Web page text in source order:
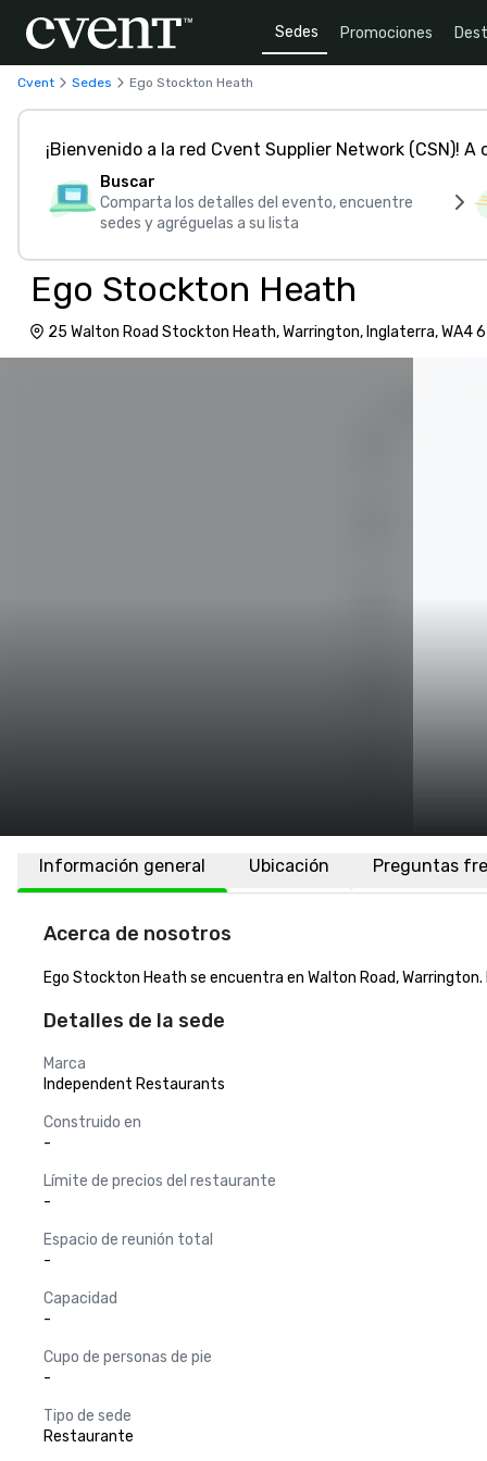
Sedes Promociones
Cvent Sedes Ego Stockton Heath
¡Bienvenido a la red Cvent Supplier Network (CSN)!
Buscar
Comparta los detalles del evento, encuentre
sedes y agréguelas a su lista
Ego Stockton Heath
25 Walton Road Stockton Heath, Warrington, Inglaterra, WA4 6
Información general Ubicación Preguntas
Acerca de nosotros
Ego Stockton Heath se encuentra en Walton Road,
Detalles de la sede
Marca
Independent Restaurants
Construido en
-
Límite de precios del restaurante
-
Espacio de reunión total
-
Capacidad
-
Cupo de personas de pie
-
Tipo de sede
Restaurante